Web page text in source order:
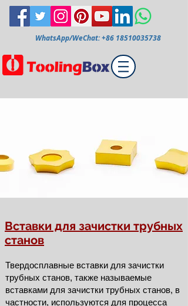
WhatsApp/WeChat:+86 18510035738
Вставки для зачистки трубных
станов
Твердосплавные вставки для зачистки
трубных станов, также называемые
вставками для зачистки трубных станов, в
частности, используются для процесса